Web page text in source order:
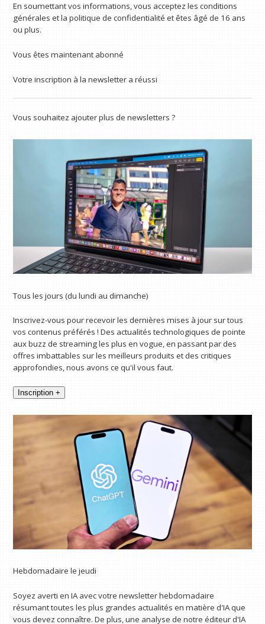
En soumettant vos informations, vous acceptez les conditions
générales et la politique de confidentialité et êtes âgé de 16 ans
ou plus.
Vous êtes maintenant abonné
Votre inscription à la newsletter a réussi
Vous souhaitez ajouter plus de newsletters ?
Tous les jours (du lundi au dimanche)
Inscrivez-vous pour recevoir les dernières mises à jour sur tous
vos contenus préférés ! Des actualités technologiques de pointe
aux buzz de streaming les plus en vogue, en passant par des
offres imbattables sur les meilleurs produits et des critiques
approfondies, nous avons ce qu'il vous faut.
Inscription +
Hebdomadaire le jeudi
Soyez averti en IA avec votre newsletter hebdomadaire
résumant toutes les plus grandes actualités en matière d'IA que
vous devez connaître. De plus, une analyse de notre éditeur d'IA